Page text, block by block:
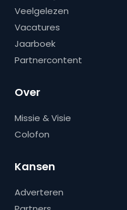
Veelgelezen
Vacatures
Jaarboek
Partnercontent
Over
Missie & Visie
Colofon
Kansen
Adverteren